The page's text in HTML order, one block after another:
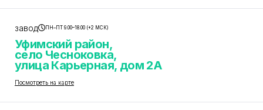
завод ПН–ПТ 9.00–18.00 (+2 МСК)
Уфимский район,
село Чесноковка,
улица Карьерная, дом 2А
Посмотреть на карте